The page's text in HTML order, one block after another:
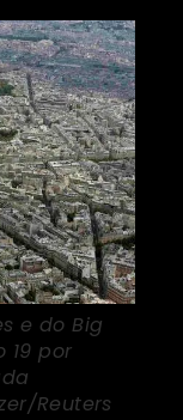
e do Big
19 por
Reuters